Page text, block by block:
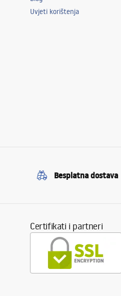
Uvjeti korištenja
Besplatna dostava
Certifikati i partneri